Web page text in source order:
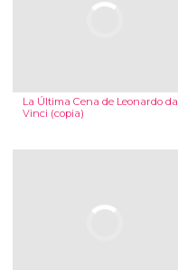
La Última Cena de Leonardo da
Vinci (copia)